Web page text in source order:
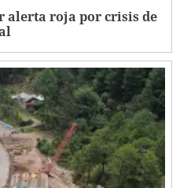
alerta roja por crisis de